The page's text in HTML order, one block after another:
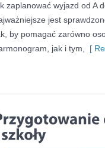
zaplanować wyjazd od A
jest
by pomagać zarówno
jak i tym,
[